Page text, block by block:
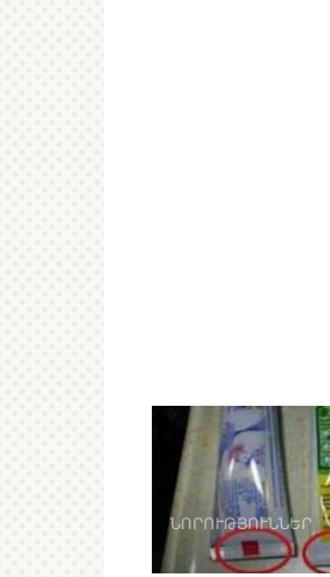
ՆՈՐՈՒԹՅՈՒՆՆԵՐ